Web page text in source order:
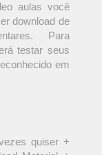
aulas você
download de
Para
testar seus
em
quiser +